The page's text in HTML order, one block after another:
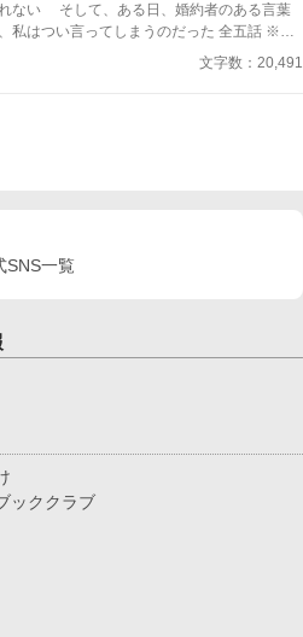
ない そして、ある日、婚約者のある言葉
はつい言ってしまうのだった 全五話 ※ホ
文字数：20,491
SNS一覧
ッククラブ